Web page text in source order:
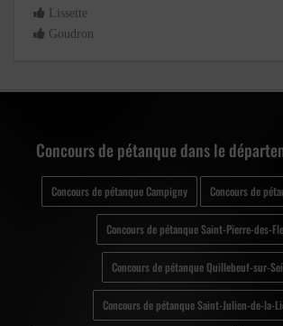
Lissette
Goudron
Concours de pétanque dans le
Concours de pétanque Campigny Concours de
Concours de pétanque Saint-Pierre-des-
Concours de pétanque Quillebeuf-sur-
Concours de pétanque Saint-Julien-de-la-